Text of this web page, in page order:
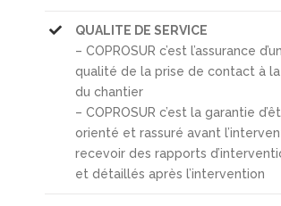
QUALITE DE SERVICE
– COPROSUR c’est l’assurance
qualité de la prise de contact à
du chantier
– COPROSUR c’est la garantie
orienté et rassuré avant
recevoir des rapports
et détaillés après l’intervention